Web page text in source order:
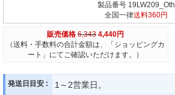
製品番号 19LW209_Oth
全国一律送料360円
販売価格 6,343 4,440円
（送料・手数料の合計金額は、「ショッピングカ
ート」にてご確認いただけます。）
発送日目安 : 1～2営業日。